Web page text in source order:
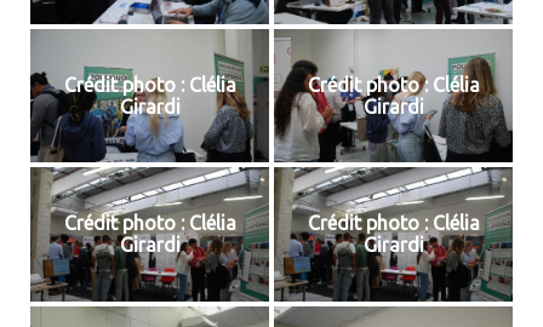
Crédit photo : Clélia
Girardi
Crédit photo : Clélia
Girardi
Crédit photo : Clélia
Girardi
Crédit photo : Clélia
Girardi